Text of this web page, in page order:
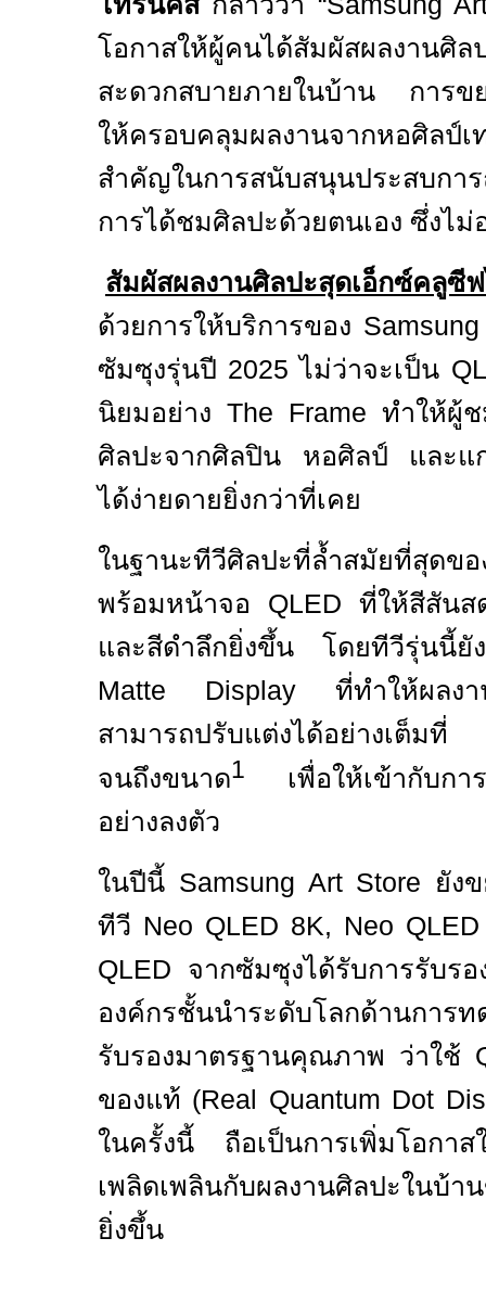
โอกาสให้ผู้คนได้สัมผัสผลงานศิล
สะดวกสบายภายในบ้าน การข
ให้ครอบคลุมผลงานจากหอศิลป์เ
สำคัญในการสนับสนุนประสบกา
การได้ชมศิลปะด้วยตนเอง ซึ่งไ
สัมผัสผลงานศิลปะสุดเอ็กซ์คลูซี
ด้วยการให้บริการของ
ซัมซุงรุ่นปี 2025ไม่ว่าจะเป็น
นิยมอย่าง The Frame ทำให้ผู้ช
ศิลปะจากศิลปิน หอศิลป์ และแ
ได้ง่ายดายยิ่งกว่าที่เคย
ในฐานะทีวีศิลปะที่ล้ำสมัยที่สุดข
พร้อมหน้าจอ QLED ที่ให้สีสัน
และสีดำลึกยิ่งขึ้น โดยทีวีรุ่นนี้
Matte Display ที่ทำให้ผลง
สามารถปรับแต่งได้อย่างเต็ม
จนถึงขนาด1
เพื่อให้เข้ากับก
อย่างลงตัว
ในปีนี้ Samsung Art Store ยัง
ทีวี Neo QLED 8K, Neo
QLED จากซัมซุงได้รับการรับร
องค์กรชั้นนำระดับโลกด้านกา
รับรองมาตรฐานคุณภาพ ว่าใช้
ของแท้ (Real Quantum Dot
ในครั้งนี้ ถือเป็นการเพิ่มโอกา
เพลิดเพลินกับผลงานศิลปะในบ้า
ยิ่งขึ้น